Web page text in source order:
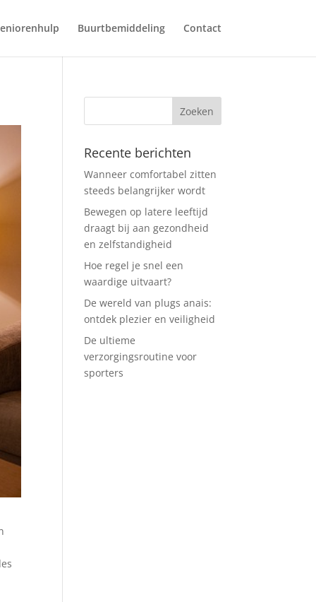
Buurtbemiddeling Contact
Recente berichten
Wanneer comfortabel zitten
steeds belangrijker wordt
Bewegen op latere leeftijd
draagt bij aan gezondheid
en zelfstandigheid
Hoe regel je snel een
waardige uitvaart?
De wereld van plugs anais:
ontdek plezier en veiligheid
De ultieme
verzorgingsroutine voor
sporters